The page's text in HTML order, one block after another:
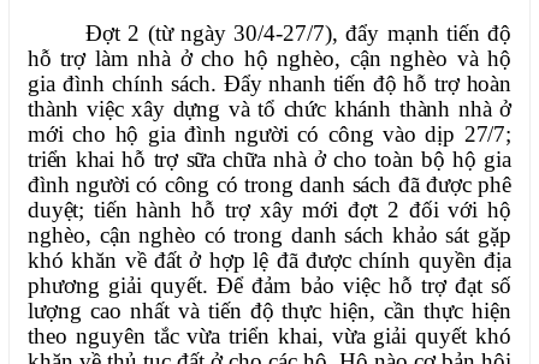
Đợt 2 (từ ngày 30/4-27/7), đẩy mạnh tiến độ
hỗ trợ làm nhà ở cho hộ nghèo, cận nghèo và hộ
gia đình chính sách. Đẩy nhanh tiến độ hỗ trợ hoàn
thành việc xây dựng và tổ chức khánh thành nhà ở
mới cho hộ gia đình người có công vào dịp 27/7;
triển khai hỗ trợ sữa chữa nhà ở cho toàn bộ hộ gia
đình người có công có trong danh sách đã được phê
duyệt; tiến hành hỗ trợ xây mới đợt 2 đối với hộ
nghèo, cận nghèo có trong danh sách khảo sát gặp
khó khăn về đất ở hợp lệ đã được chính quyền địa
phương giải quyết. Để đảm bảo việc hỗ trợ đạt số
lượng cao nhất và tiến độ thực hiện, cần thực hiện
theo nguyên tắc vừa triển khai, vừa giải quyết khó